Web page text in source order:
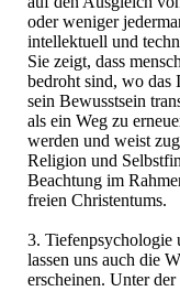
oder weniger
intellektuell und
Sie zeigt, dass
bedroht sind, wo das
sein Bewusstsein
als ein Weg zu
werden und weist
Religion und
Beachtung im
freien Christentums.
3. Tiefenpsychologie
lassen uns auch die
erscheinen. Unter